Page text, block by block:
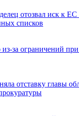
отозвал иск к
списков
за ограничений
отставку главы